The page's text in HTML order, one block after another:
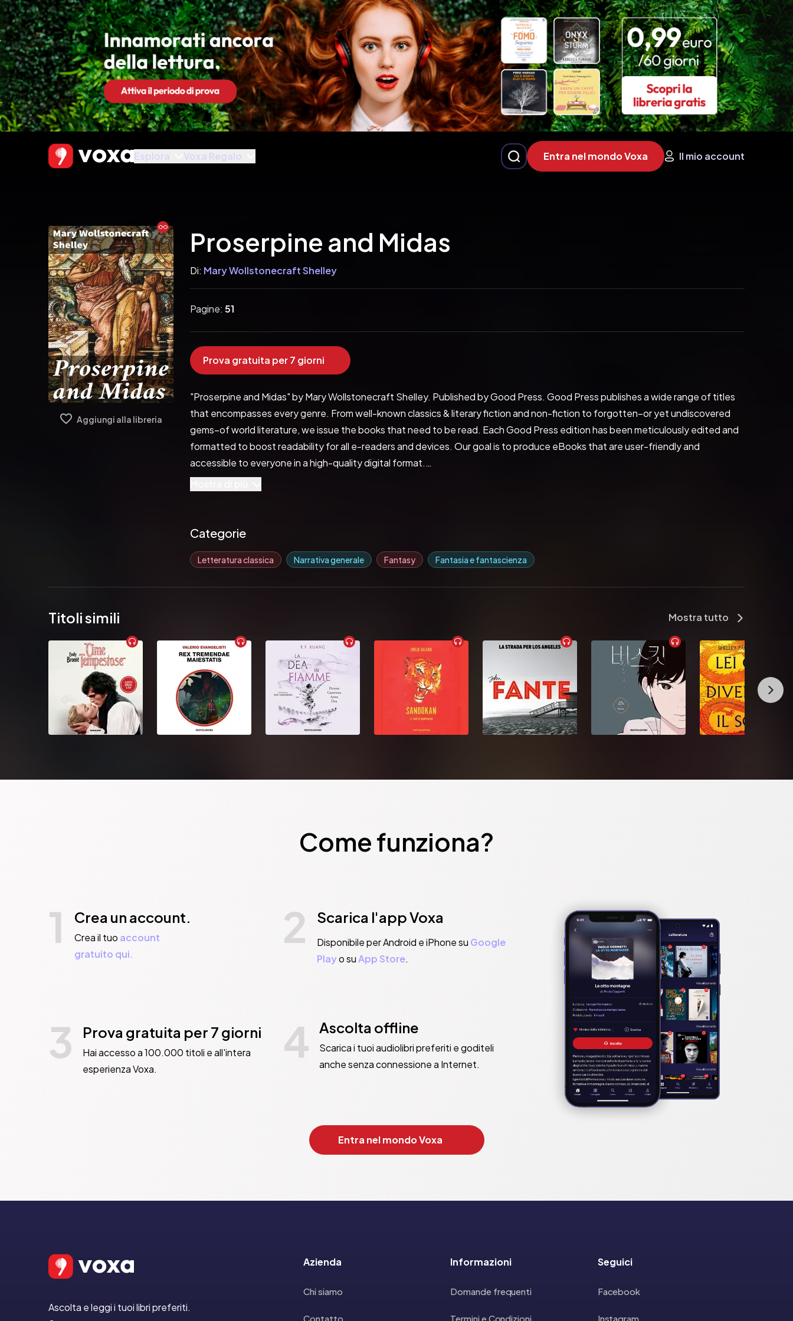
Esplora Voxa Regalo Entra nel mondo Voxa Il mio account
Ebook
Aggiungi alla libreria
Proserpine and Midas
Di: Mary Wollstonecraft Shelley
Pagine: 51
Prova gratuita per 7 giorni
"Proserpine and Midas" by Mary Wollstonecraft Shelley. Published by Good Press. Good Press publishes a wide range of titles
that encompasses every genre. From well-known classics & literary fiction and non-fiction to forgotten−or yet undiscovered
gems−of world literature, we issue the books that need to be read. Each Good Press edition has been meticulously edited and
formatted to boost readability for all e-readers and devices. Our goal is to produce eBooks that are user-friendly and
accessible to everyone in a high-quality digital format.
Pubblicato da:  Good Press
Categorie
Letteratura classica Narrativa generale Fantasy Fantasia e fantascienza
Titoli simili Mostra tutto
Come funziona?
1 Crea un account.
Crea il tuo account
gratuito qui.
2 Scarica l'app Voxa
Disponibile per Android e iPhone su Google
Playo suApp Store.
3 Prova gratuita per 7 giorni
Hai accesso a 100.000 titoli e all'intera
esperienza Voxa.
4 Ascolta offline
Scarica i tuoi audiolibri preferiti e goditeli
anche senza connessione a Internet.
Entra nel mondo Voxa
Ascolta e leggi i tuoi libri preferiti.
Azienda
Chi siamo
Contatto
Informazioni
Domande frequenti
Termini e Condizioni
Seguici
Facebook
Instagram